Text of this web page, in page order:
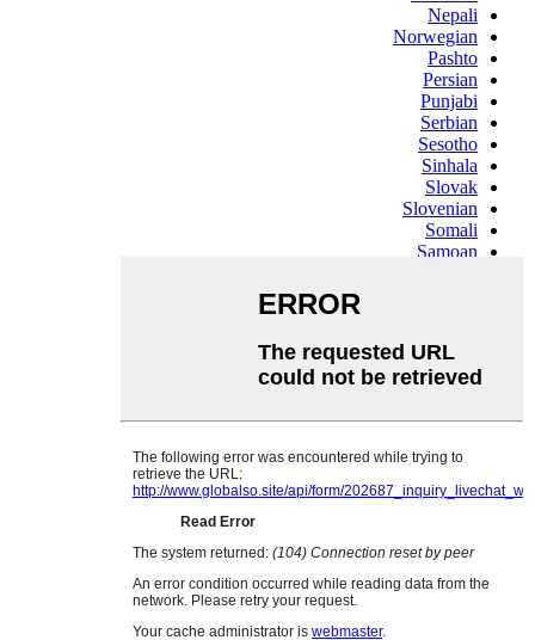
Nepali
Norwegian
Pashto
Persian
Punjabi
Serbian
Sesotho
Sinhala
Slovak
Slovenian
Somali
Samoan
Swahili
Tajik
Telugu
Ukrainian
Urdu
Welsh
Xhosa
Yiddish